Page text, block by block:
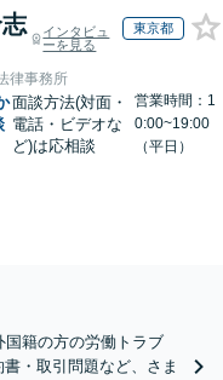
インタビュ
ーを見る
東京都
律事務所
面談方法(対面・
電話・ビデオな
ど)は応相談
営業時間：1
0:00~19:00
（平日）
国籍の方の労働トラブ
・取引問題など、さま